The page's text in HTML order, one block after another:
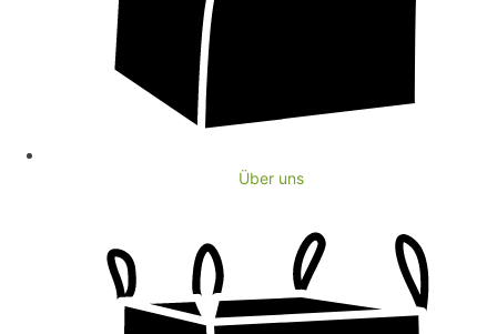
Über uns